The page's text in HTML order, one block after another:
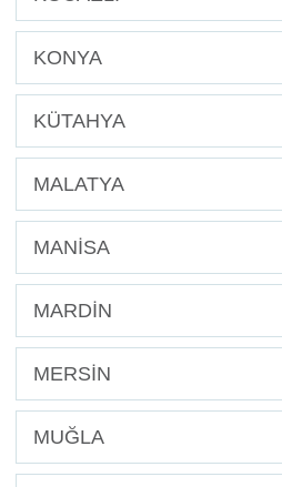
KONYA
KÜTAHYA
MALATYA
MANİSA
MARDİN
MERSİN
MUĞLA